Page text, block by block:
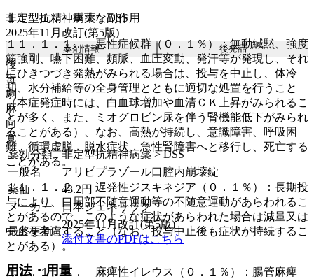
１１．１． 重大な副作用
１１．１．１． 悪性症候群（０．１％）：無動緘黙、強度
筋強剛、嚥下困難、頻脈、血圧変動、発汗等が発現し、それ
にひきつづき発熱がみられる場合は、投与を中止し、体冷
却、水分補給等の全身管理とともに適切な処置を行うこと
（本症発症時には、白血球増加や血清ＣＫ上昇がみられるこ
とが多く、また、ミオグロビン尿を伴う腎機能低下がみられ
ることがある）、なお、高熱が持続し、意識障害、呼吸困
難、循環虚脱、脱水症状、急性腎障害へと移行し、死亡する
ことがある。
１１．１．２． 遅発性ジスキネジア（０．１％）：長期投
与により、口周部不随意運動等の不随意運動があらわれるこ
とがあるので、このような症状があらわれた場合は減量又は
中止を考慮すること（なお、投与中止後も症状が持続するこ
とがある）。
１１．１．３． 麻痺性イレウス（０．１％）：腸管麻痺
非定型抗精神病薬 > DSS
2025年11月改訂(第5版)
薬剤情報 後発品
後
毒
劇
麻
向
覚
薬効分類
非定型抗精神病薬 > DSS
一般名
アリピプラゾール口腔内崩壊錠
薬価
43.2円
メーカー
日本ジェネリック
最終更新
2025年11月改訂(第5版)
添付文書のPDFはこちら
用法・用量